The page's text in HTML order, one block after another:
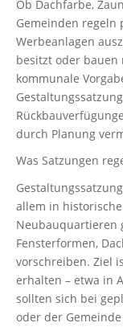
Ob Dachfarbe,
Gemeinden regeln
Werbeanlagen
besitzt oder
kommunale
durch Planung
Was Satzungen
allem in
Neubauquartieren
Fensterformen,
vorschreiben. Ziel
erhalten – etwa in
sollten sich bei
oder der